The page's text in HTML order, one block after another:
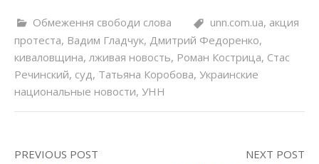
Обмеження свободи слова unn.com.ua, акция
протеста, Вадим Гладчук, Дмитрий Федоренко,
киваловщина, лживая новость, Роман Кострица, Стас
Речинский, суд, Татьяна Коробова, Украинские
национальные новости, УНН
PREVIOUS POST NEXT POST